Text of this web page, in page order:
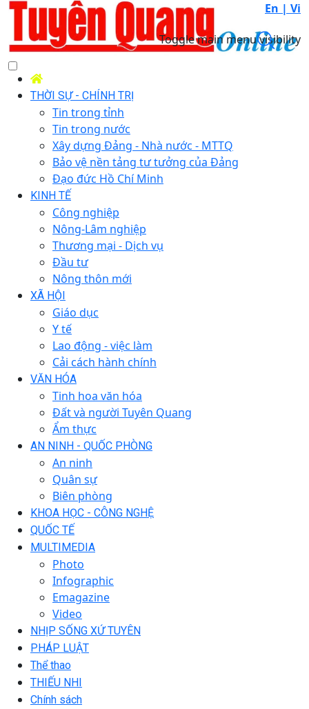
En | Vi
Toggle main menu visibility
THỜI SỰ - CHÍNH TRỊ
Tin trong tỉnh
Tin trong nước
Xây dựng Đảng - Nhà nước - MTTQ
Bảo vệ nền tảng tư tưởng của Đảng
Đạo đức Hồ Chí Minh
KINH TẾ
Công nghiệp
Nông-Lâm nghiệp
Thương mại - Dịch vụ
Đầu tư
Nông thôn mới
XÃ HỘI
Giáo dục
Y tế
Lao động - việc làm
Cải cách hành chính
VĂN HÓA
Tinh hoa văn hóa
Đất và người Tuyên Quang
Ẩm thực
AN NINH - QUỐC PHÒNG
An ninh
Quân sự
Biên phòng
KHOA HỌC - CÔNG NGHỆ
QUỐC TẾ
MULTIMEDIA
Photo
Infographic
Emagazine
Video
NHỊP SỐNG XỨ TUYÊN
PHÁP LUẬT
Thể thao
THIẾU NHI
Chính sách